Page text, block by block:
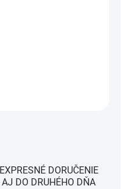
EXPRESNÉ DORUČENIE
AJ DO DRUHÉHO DŇA